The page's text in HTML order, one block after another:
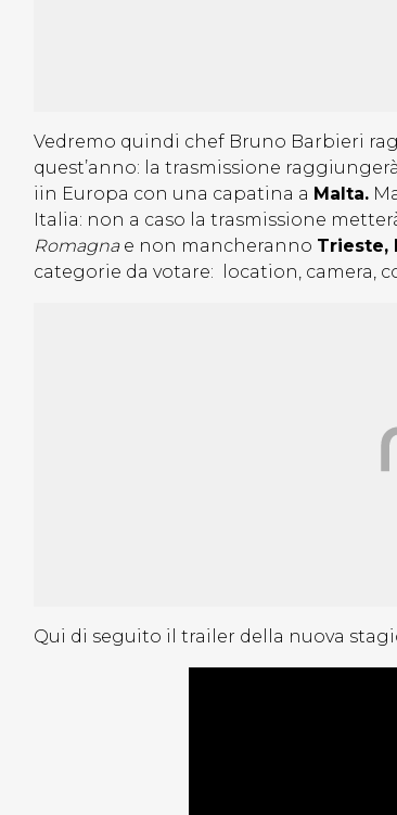
Vedremo quindi chef Bruno Barbieri
quest’anno: la trasmissione
iin Europa con una capatina a Malta.
Italia: non a caso la trasmissione
Romagnae non mancheranno Trieste,
categorie da votare: location, camera,
Qui di seguito il trailer della nuova